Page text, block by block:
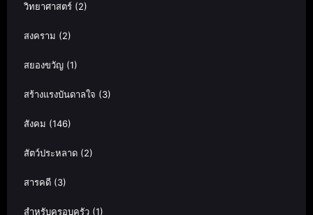
วิทยาศาสตร์ (2)
สงคราม (2)
สยองขวัญ (1)
สร้างแรงบันดาลใจ (3)
สังคม (146)
สัตว์ประหลาด (2)
สารคดี (3)
สำหรับครอบครัว (1)